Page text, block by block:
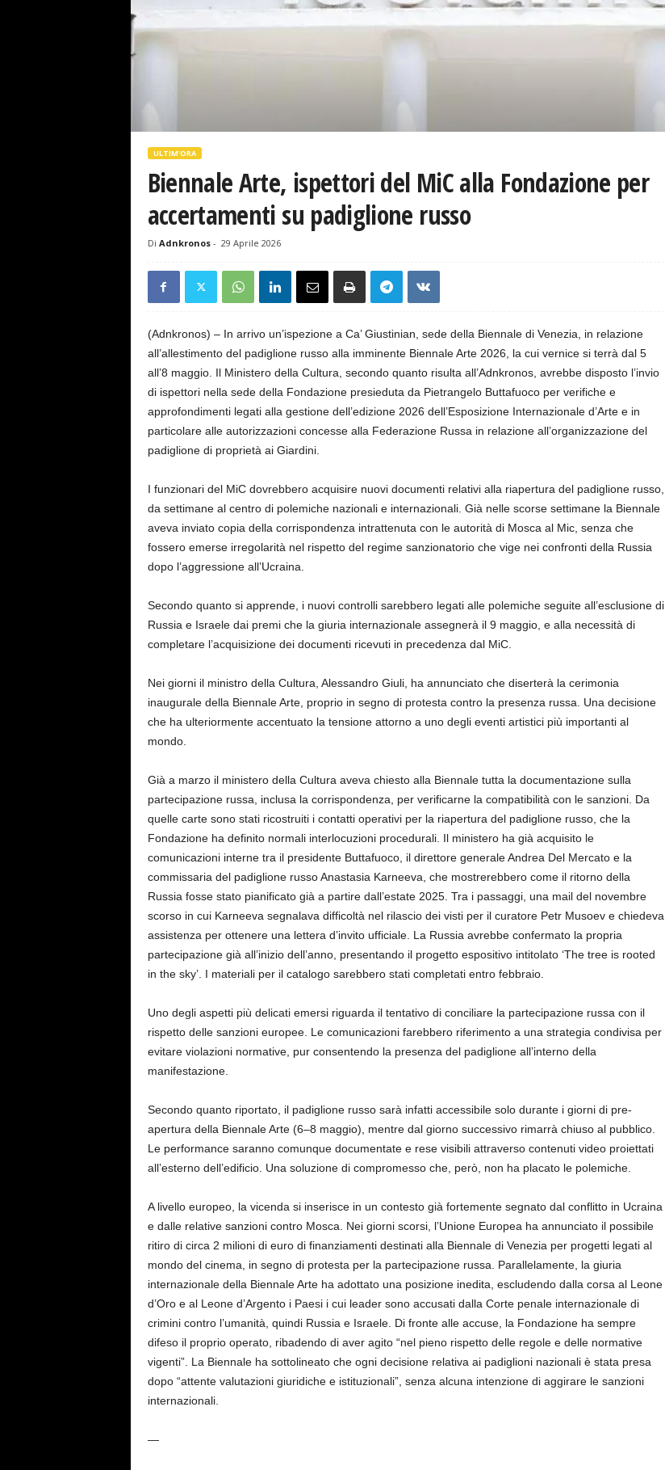
ULTIM'ORA
Biennale Arte, ispettori del MiC alla Fondazione per
accertamenti su padiglione russo
Di Adnkronos- 29 Aprile 2026
(Adnkronos) – In arrivo un’ispezione a Ca’ Giustinian, sede della Biennale di Venezia, in relazione
all’allestimento del padiglione russo alla imminente Biennale Arte 2026, la cui vernice si terrà dal 5
all’8 maggio. Il Ministero della Cultura, secondo quanto risulta all’Adnkronos, avrebbe disposto l’invio
di ispettori nella sede della Fondazione presieduta da Pietrangelo Buttafuoco per verifiche e
approfondimenti legati alla gestione dell’edizione 2026 dell’Esposizione Internazionale d’Arte e in
particolare alle autorizzazioni concesse alla Federazione Russa in relazione all’organizzazione del
padiglione di proprietà ai Giardini.
I funzionari del MiC dovrebbero acquisire nuovi documenti relativi alla riapertura del padiglione russo,
da settimane al centro di polemiche nazionali e internazionali. Già nelle scorse settimane la Biennale
aveva inviato copia della corrispondenza intrattenuta con le autorità di Mosca al Mic, senza che
fossero emerse irregolarità nel rispetto del regime sanzionatorio che vige nei confronti della Russia
dopo l’aggressione all’Ucraina.
Secondo quanto si apprende, i nuovi controlli sarebbero legati alle polemiche seguite all’esclusione di
Russia e Israele dai premi che la giuria internazionale assegnerà il 9 maggio, e alla necessità di
completare l’acquisizione dei documenti ricevuti in precedenza dal MiC.
Nei giorni il ministro della Cultura, Alessandro Giuli, ha annunciato che diserterà la cerimonia
inaugurale della Biennale Arte, proprio in segno di protesta contro la presenza russa. Una decisione
che ha ulteriormente accentuato la tensione attorno a uno degli eventi artistici più importanti al
mondo.
Già a marzo il ministero della Cultura aveva chiesto alla Biennale tutta la documentazione sulla
partecipazione russa, inclusa la corrispondenza, per verificarne la compatibilità con le sanzioni. Da
quelle carte sono stati ricostruiti i contatti operativi per la riapertura del padiglione russo, che la
Fondazione ha definito normali interlocuzioni procedurali. Il ministero ha già acquisito le
comunicazioni interne tra il presidente Buttafuoco, il direttore generale Andrea Del Mercato e la
commissaria del padiglione russo Anastasia Karneeva, che mostrerebbero come il ritorno della
Russia fosse stato pianificato già a partire dall’estate 2025. Tra i passaggi, una mail del novembre
scorso in cui Karneeva segnalava difficoltà nel rilascio dei visti per il curatore Petr Musoev e chiedeva
assistenza per ottenere una lettera d’invito ufficiale. La Russia avrebbe confermato la propria
partecipazione già all’inizio dell’anno, presentando il progetto espositivo intitolato ‘The tree is rooted
in the sky’. I materiali per il catalogo sarebbero stati completati entro febbraio.
Uno degli aspetti più delicati emersi riguarda il tentativo di conciliare la partecipazione russa con il
rispetto delle sanzioni europee. Le comunicazioni farebbero riferimento a una strategia condivisa per
evitare violazioni normative, pur consentendo la presenza del padiglione all’interno della
manifestazione.
Secondo quanto riportato, il padiglione russo sarà infatti accessibile solo durante i giorni di pre-
apertura della Biennale Arte (6–8 maggio), mentre dal giorno successivo rimarrà chiuso al pubblico.
Le performance saranno comunque documentate e rese visibili attraverso contenuti video proiettati
all’esterno dell’edificio. Una soluzione di compromesso che, però, non ha placato le polemiche.
A livello europeo, la vicenda si inserisce in un contesto già fortemente segnato dal conflitto in Ucraina
e dalle relative sanzioni contro Mosca. Nei giorni scorsi, l’Unione Europea ha annunciato il possibile
ritiro di circa 2 milioni di euro di finanziamenti destinati alla Biennale di Venezia per progetti legati al
mondo del cinema, in segno di protesta per la partecipazione russa. Parallelamente, la giuria
internazionale della Biennale Arte ha adottato una posizione inedita, escludendo dalla corsa al Leone
d’Oro e al Leone d’Argento i Paesi i cui leader sono accusati dalla Corte penale internazionale di
crimini contro l’umanità, quindi Russia e Israele. Di fronte alle accuse, la Fondazione ha sempre
difeso il proprio operato, ribadendo di aver agito “nel pieno rispetto delle regole e delle normative
vigenti”. La Biennale ha sottolineato che ogni decisione relativa ai padiglioni nazionali è stata presa
dopo “attente valutazioni giuridiche e istituzionali”, senza alcuna intenzione di aggirare le sanzioni
internazionali.
—